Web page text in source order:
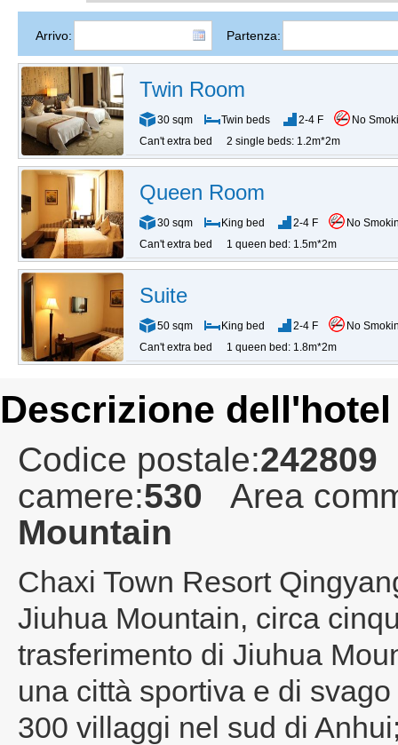
Arrivo: Partenza:
Twin Room
30 sqm Twin beds 2-4 F
No
Can't extra bed
2 single beds: 1.2m*2m
Queen Room
30 sqm King bed 2-4 F
No
Can't extra bed
1 queen bed: 1.5m*2m
Suite
50 sqm King bed 2-4 F
No
Can't extra bed
1 queen bed: 1.8m*2m
Descrizione dell'hotel
Codice postale:242809
camere:530
Area
Mountain
Chaxi Town Resort
Jiuhua Mountain, circa
trasferimento di Jiuhua
una città sportiva e di
300 villaggi nel sud di